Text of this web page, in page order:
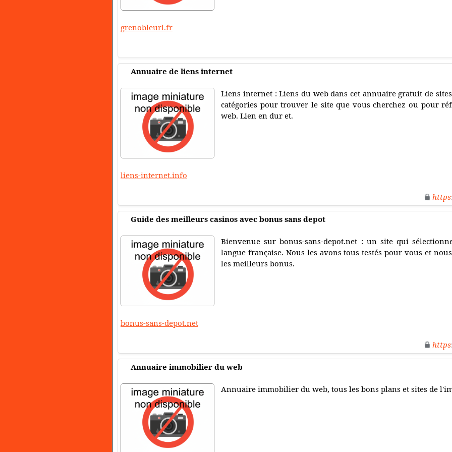
grenobleurl.fr
Annuaire de liens internet
Liens internet : Liens du web dans cet annuaire gratuit de
catégories pour trouver le site que vous cherchez ou pour
web. Lien en dur et.
liens-internet.info
https
Guide des meilleurs casinos avec bonus sans depot
Bienvenue sur bonus-sans-depot.net : un site qui
langue française. Nous les avons tous testés pour vous et
les meilleurs bonus.
bonus-sans-depot.net
https
Annuaire immobilier du web
Annuaire immobilier du web, tous les bons plans et sites de